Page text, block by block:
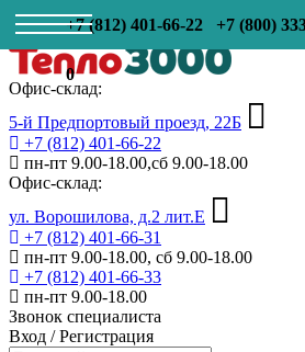
+7 (812) 401-66-22 +7 (800)
0
Офис-склад:
5-й Предпортовый проезд, 22Б
+7 (812) 401-66-22
пн-пт 9.00-18.00,сб 9.00-18.00
Офис-склад:
ул. Ворошилова, д.2 лит.Е
+7 (812) 401-66-31
пн-пт 9.00-18.00, сб 9.00-18.00
+7 (812) 401-66-33
пн-пт 9.00-18.00
Звонок специалиста
Вход /Регистрация